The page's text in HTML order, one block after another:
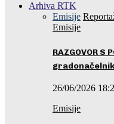
Arhiva RTK
Emisije
Emisije
RAZGOVOR S
26/06/2026
Emisije